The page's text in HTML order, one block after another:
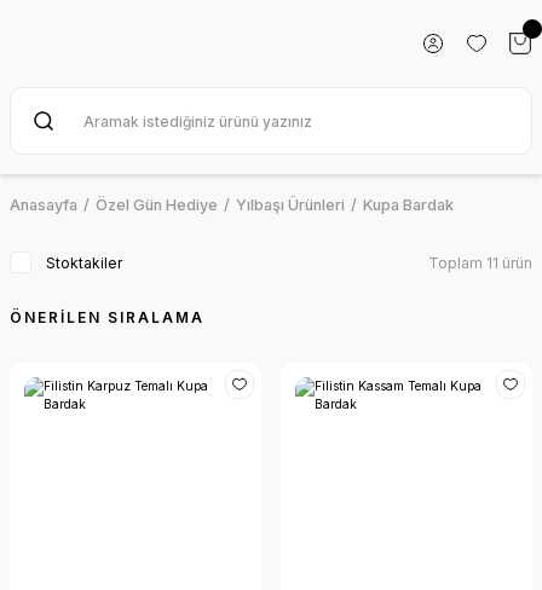
Anasayfa Özel Gün Hediye Yılbaşı Ürünleri Kupa Bardak
Stoktakiler Toplam 11 ürün